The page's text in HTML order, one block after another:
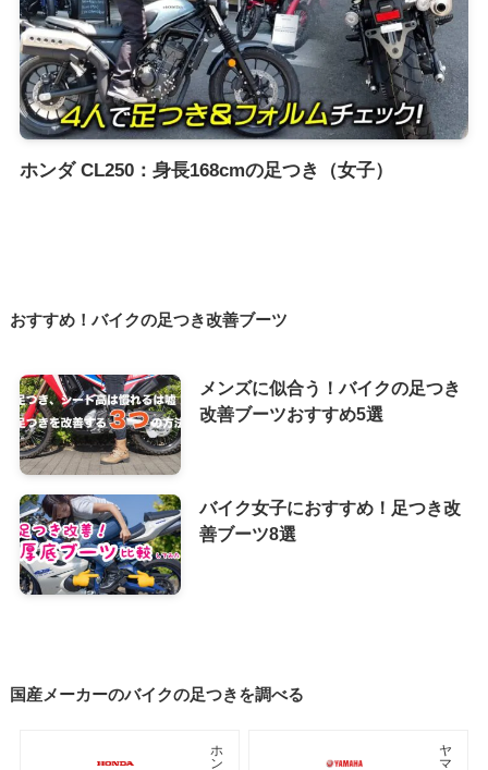
ホンダ CL250：身長168cmの足つき（女子）
おすすめ！バイクの足つき改善ブーツ
メンズに似合う！バイクの足つき
改善ブーツおすすめ5選
バイク女子におすすめ！足つき改
善ブーツ8選
国産メーカーのバイクの足つきを調べる
ホ
ン
ヤ
マ